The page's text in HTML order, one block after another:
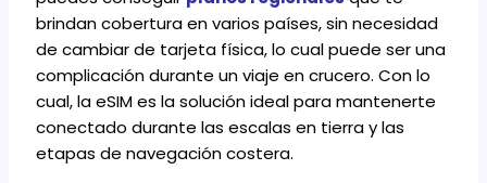
brindan cobertura en varios países, sin necesidad
de cambiar de tarjeta física, lo cual puede ser una
complicación durante un viaje en crucero. Con lo
cual, la eSIM es la solución ideal para mantenerte
conectado durante las escalas en tierra y las
etapas de navegación costera.